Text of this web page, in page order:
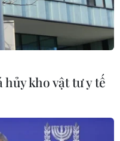
hủy kho vật tư y tế